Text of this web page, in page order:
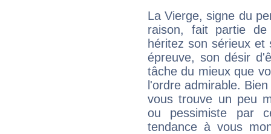
La Vierge, signe du
raison, fait partie
héritez son sérieux
épreuve, son désir
tâche du mieux que
l'ordre admirable.
vous trouve un peu
ou pessimiste par
tendance à vous